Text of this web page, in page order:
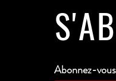
Abonnez-